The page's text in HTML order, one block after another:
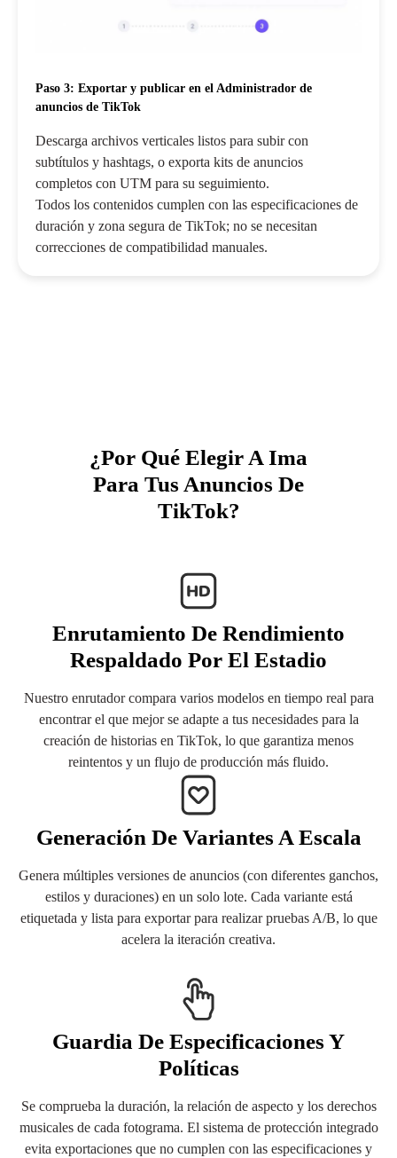
Paso 3: Exportar y publicar en el Administrador de
anuncios de TikTok
Descarga archivos verticales listos para subir con
subtítulos y hashtags, o exporta kits de anuncios
completos con UTM para su seguimiento.
Todos los contenidos cumplen con las especificaciones de
duración y zona segura de TikTok; no se necesitan
correcciones de compatibilidad manuales.
¿Por Qué Elegir A Ima
Para Tus Anuncios De
TikTok?
Enrutamiento De Rendimiento
Respaldado Por El Estadio
Nuestro enrutador compara varios modelos en tiempo real para
encontrar el que mejor se adapte a tus necesidades para la
creación de historias en TikTok, lo que garantiza menos
reintentos y un flujo de producción más fluido.
Generación De Variantes A Escala
Genera múltiples versiones de anuncios (con diferentes ganchos,
estilos y duraciones) en un solo lote. Cada variante está
etiquetada y lista para exportar para realizar pruebas A/B, lo que
acelera la iteración creativa.
Guardia De Especificaciones Y
Políticas
Se comprueba la duración, la relación de aspecto y los derechos
musicales de cada fotograma. El sistema de protección integrado
evita exportaciones que no cumplen con las especificaciones y